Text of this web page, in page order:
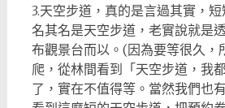
3.天空步道，真的是言過其實，短
名其名是天空步道，老實說就是
布觀景台而以。(因為要等很久，
爬，從林間看到「天空步道，我
了，實在不值得等。當然我們也